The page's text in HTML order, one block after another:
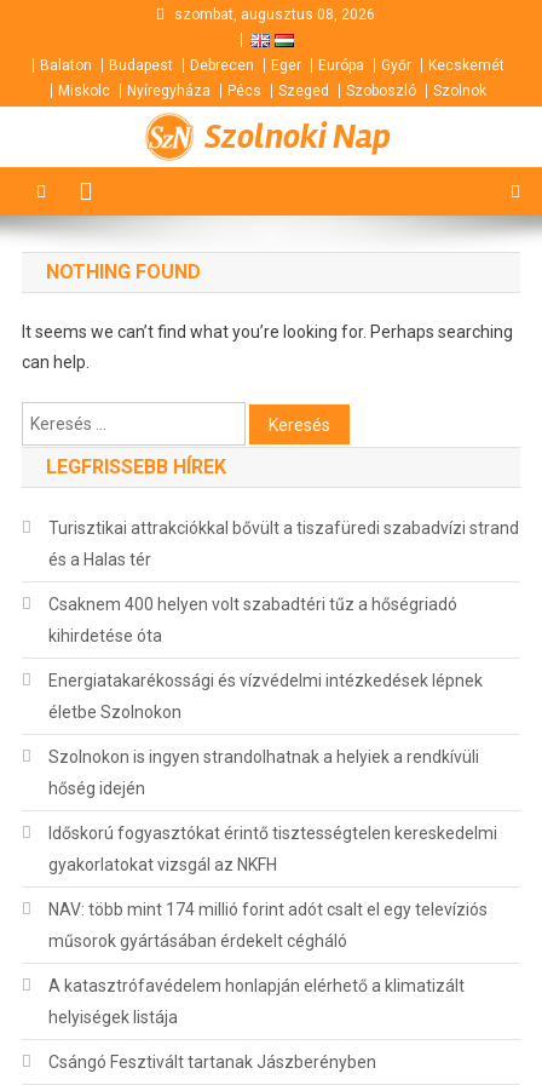
content
szombat, augusztus 08, 2026
Balaton Budapest Debrecen Eger Európa Győr
Kecskemét
Miskolc
Nyíregyháza Pécs Szeged Szoboszló Szolnok
Szolnoki Nap
NOTHING FOUND
It seems we can’t find what you’re looking for. Perhaps searching
can help.
Keresés:
LEGFRISSEBB HÍREK
Turisztikai attrakciókkal bővült a tiszafüredi szabadvízi strand
és a Halas tér
Csaknem 400 helyen volt szabadtéri tűz a hőségriadó
kihirdetése óta
Energiatakarékossági és vízvédelmi intézkedések lépnek
életbe Szolnokon
Szolnokon is ingyen strandolhatnak a helyiek a rendkívüli
hőség idején
Időskorú fogyasztókat érintő tisztességtelen kereskedelmi
gyakorlatokat vizsgál az NKFH
NAV: több mint 174 millió forint adót csalt el egy televíziós
műsorok gyártásában érdekelt cégháló
A katasztrófavédelem honlapján elérhető a klimatizált
helyiségek listája
Csángó Fesztivált tartanak Jászberényben